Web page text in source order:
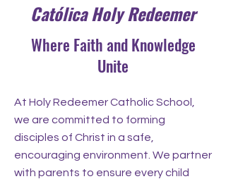
Católica Holy Redeemer
Where Faith and Knowledge
Unite
At Holy Redeemer Catholic School,
we are committed to forming
disciples of Christ in a safe,
encouraging environment. We partner
with parents to ensure every child